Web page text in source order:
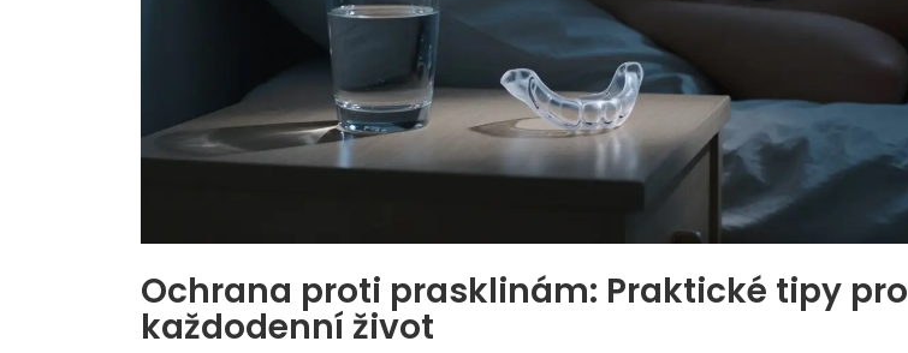
Ochrana proti prasklinám: Praktické tipy pro
každodenní život